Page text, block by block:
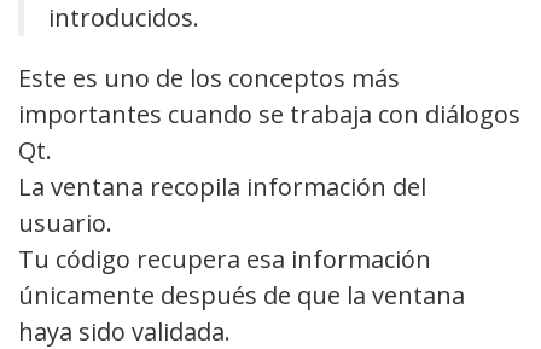
introducidos.
Este es uno de los conceptos más
importantes cuando se trabaja con diálogos
Qt.
La ventana recopila información del
usuario.
Tu código recupera esa información
únicamente después de que la ventana
haya sido validada.